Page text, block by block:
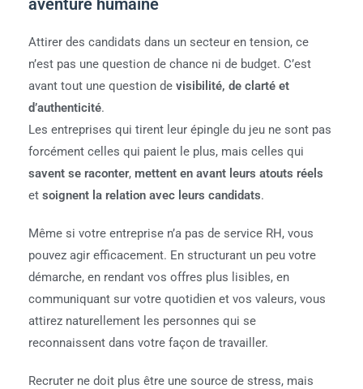
aventure humaine
Attirer des candidats dans un secteur en tension, ce
n’est pas une question de chance ni de budget. C’est
avant tout une question de visibilité, de clarté et
d’authenticité.
Les entreprises qui tirent leur épingle du jeu ne sont pas
forcément celles qui paient le plus, mais celles qui
savent se raconter, mettent en avant leurs atouts réels
et soignent la relation avec leurs candidats.
Même si votre entreprise n’a pas de service RH, vous
pouvez agir efficacement. En structurant un peu votre
démarche, en rendant vos offres plus lisibles, en
communiquant sur votre quotidien et vos valeurs, vous
attirez naturellement les personnes qui se
reconnaissent dans votre façon de travailler.
Recruter ne doit plus être une source de stress, mais